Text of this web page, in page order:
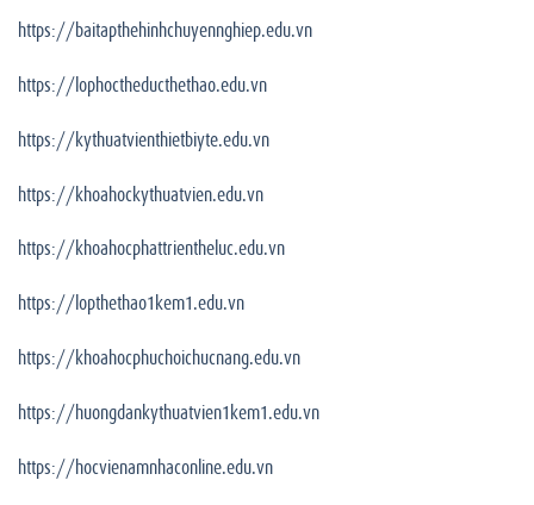
https://baitapthehinhchuyennghiep.edu.vn
https://lophoctheducthethao.edu.vn
https://kythuatvienthietbiyte.edu.vn
https://khoahockythuatvien.edu.vn
https://khoahocphattrientheluc.edu.vn
https://lopthethao1kem1.edu.vn
https://khoahocphuchoichucnang.edu.vn
https://huongdankythuatvien1kem1.edu.vn
https://hocvienamnhaconline.edu.vn